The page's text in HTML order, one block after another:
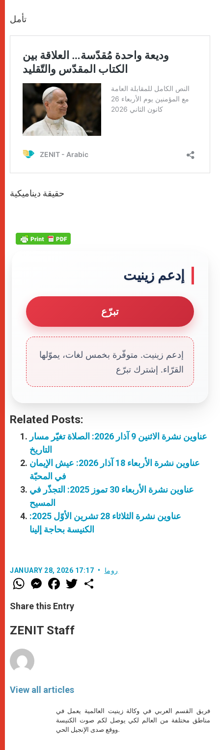
تأمل
حقيقة ديناميكية
إدعم زينيت
تبرّع
إدعم زينيت. متوفّرة بخمس لغات، يموّلها
القرّاء. إشترك تبرّع
Related Posts:
عناوين نشرة الاثنين 9 آذار 2026: الصلاة تغيّر مسار
التاريخ
عناوين نشرة الأربعاء 18 آذار 2026: عيش الإيمان
في المحبّة
عناوين نشرة الأربعاء 30 تموز 2025: التجذّر في
المسيح
عناوين نشرة الثلاثاء 28 تشرين الأوّل 2025:
الكنيسة بحاجة إلينا
JANUARY 28, 2026 17:17 روما
W
h
t
s
p
p
M
e
s
e
g
e
F
a
e
b
o
k
w
Share this Entry
ZENIT Staff
View all articles
فريق القسم العربي في وكالة زينيت العالمية يعمل في
مناطق مختلفة من العالم لكي يوصل لكم صوت الكنيسة
ووقع صدى الإنجيل الحي.